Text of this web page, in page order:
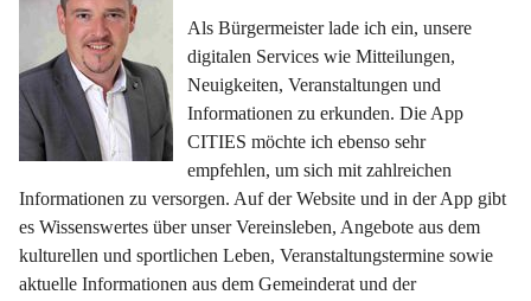
Als Bürgermeister lade ich ein, unsere
digitalen Services wie Mitteilungen,
Neuigkeiten, Veranstaltungen und
Informationen zu erkunden. Die App
CITIES möchte ich ebenso sehr
empfehlen, um sich mit zahlreichen
Informationen zu versorgen. Auf der Website und in der App gibt
es Wissenswertes über unser Vereinsleben, Angebote aus dem
kulturellen und sportlichen Leben, Veranstaltungstermine sowie
aktuelle Informationen aus dem Gemeinderat und der